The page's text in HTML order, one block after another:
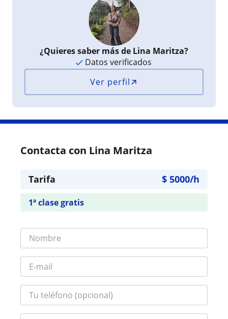
¿Quieres saber más de Lina Maritza?
Datos verificados
Ver perfil
Contacta con Lina Maritza
Tarifa $ 5000/h
1ª clase gratis